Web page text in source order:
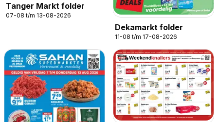
Tanger Markt folder
07-08 t/m 13-08-2026
Dekamarkt folder
11-08 t/m 17-08-2026